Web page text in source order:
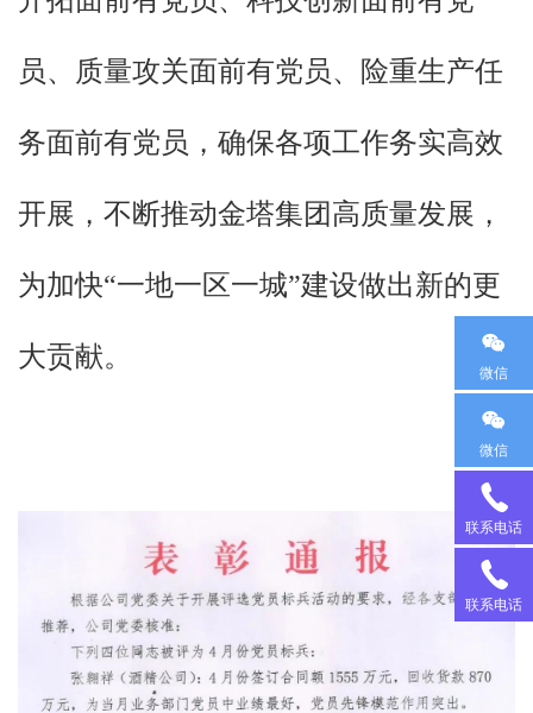
员、质量攻关面前有党员、险重生产任
务面前有党员，确保各项工作务实高效
开展，不断推动金塔集团高质量发展，
为加快“一地一区一城”建设做出新的更
大贡献。
微信
微信
联系电话
18
95
联系电话
13